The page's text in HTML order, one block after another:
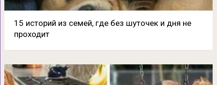
15 историй из семей, где без шуточек и дня не
проходит